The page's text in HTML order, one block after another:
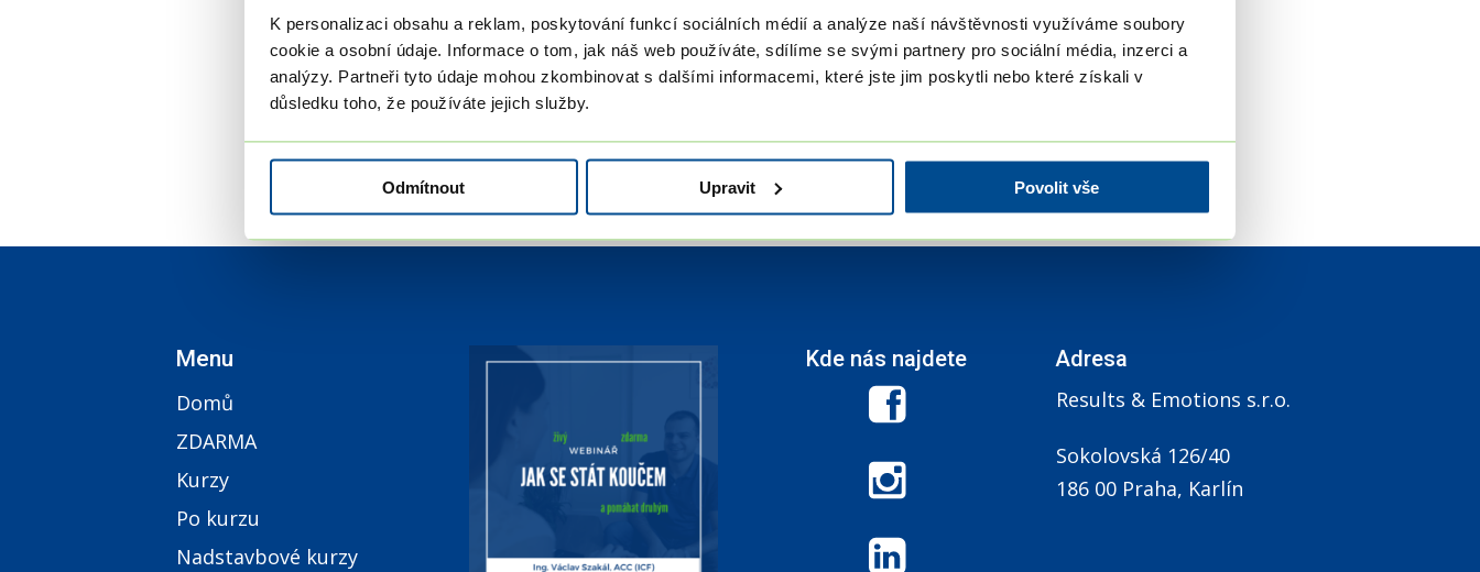
K personalizaci obsahu a reklam, poskytování funkcí sociálních médií a analýze naší návštěvnosti využíváme soubory
cookie a osobní údaje. Informace o tom, jak náš web používáte, sdílíme se svými partnery pro sociální média, inzerci a
analýzy. Partneři tyto údaje mohou zkombinovat s dalšími informacemi, které jste jim poskytli nebo které získali v
důsledku toho, že používáte jejich služby.
Odmítnout Upravit Povolit vše
Menu
Domů
ZDARMA
Kurzy
Po kurzu
Nadstavbové kurzy
Kde nás najdete
Adresa
Results & Emotions s.r.o.
Sokolovská 126/40
186 00 Praha, Karlín